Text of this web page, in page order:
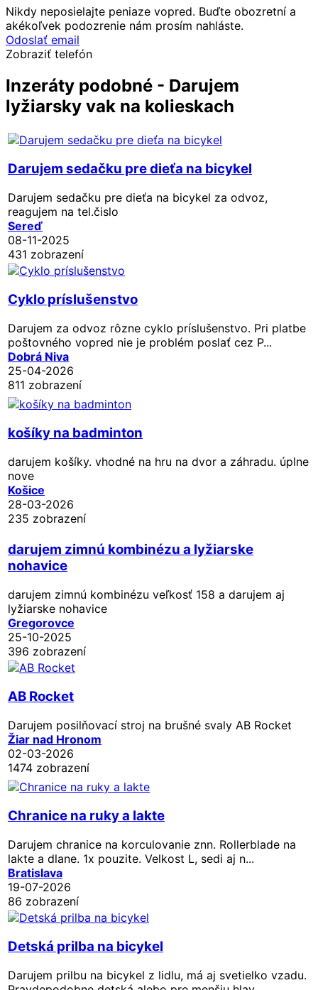
Nikdy neposielajte peniaze vopred. Buďte obozretní a
akékoľvek podozrenie nám prosím nahláste.
Odoslať email
Zobraziť telefón
Inzeráty podobné - Darujem
lyžiarsky vak na kolieskach
Darujem sedačku pre dieťa na bicykel
Darujem sedačku pre dieťa na bicykel za odvoz,
reagujem na tel.čislo
Sereď
08-11-2025
431 zobrazení
Cyklo príslušenstvo
Darujem za odvoz rôzne cyklo príslušenstvo. Pri platbe
poštovného vopred nie je problém poslať cez P...
Dobrá Niva
25-04-2026
811 zobrazení
košíky na badminton
darujem košíky. vhodné na hru na dvor a záhradu. úplne
nove
Košice
28-03-2026
235 zobrazení
darujem zimnú kombinézu a lyžiarske
nohavice
darujem zimnú kombinézu veľkosť 158 a darujem aj
lyžiarske nohavice
Gregorovce
25-10-2025
396 zobrazení
AB Rocket
Darujem posilňovací stroj na brušné svaly AB Rocket
Žiar nad Hronom
02-03-2026
1474 zobrazení
Chranice na ruky a lakte
Darujem chranice na korculovanie znn. Rollerblade na
lakte a dlane. 1x pouzite. Velkost L, sedi aj n...
Bratislava
19-07-2026
86 zobrazení
Detská prilba na bicykel
Darujem prilbu na bicykel z lidlu, má aj svetielko vzadu.